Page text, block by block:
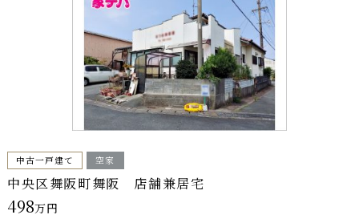
中古一戸建て 空家
中央区舞阪町舞阪 店舗兼居宅
498万円